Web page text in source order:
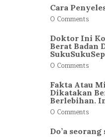
Cara
0 Comments
Doktor Ini
Berat Badan
0 Comments
Fakta Atau
Dikatakan
Berlebihan.
0 Comments
Do’a seorang